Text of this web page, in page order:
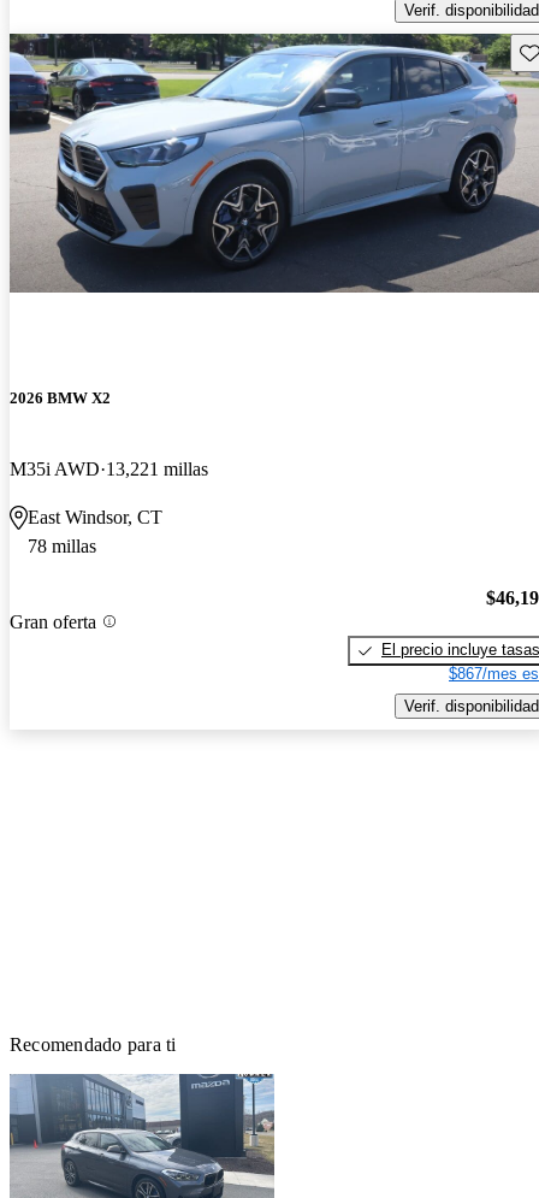
Verif. disponibilidad
2026 BMW X2
M35i AWD 13,221 millas
East Windsor, CT
78 millas
Gran oferta
El precio incluye tasas
$867/mes
Verif. disponibilidad
Recomendado para ti